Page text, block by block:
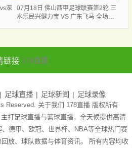
深
07月18日 佛山西甲足球联赛第2轮 三
水乐民兴健力宝 VS 广东飞马 全场录
链接 178直播
足球直播 足球新闻 足球录像
Reserved. 关于我们 178直播 版权所有
打足球直播与篮球直播，全天候提供高清
德甲、欧冠、世界杯、NBA等全球热门赛
放、球队数据与体育资讯。 所有内容均收